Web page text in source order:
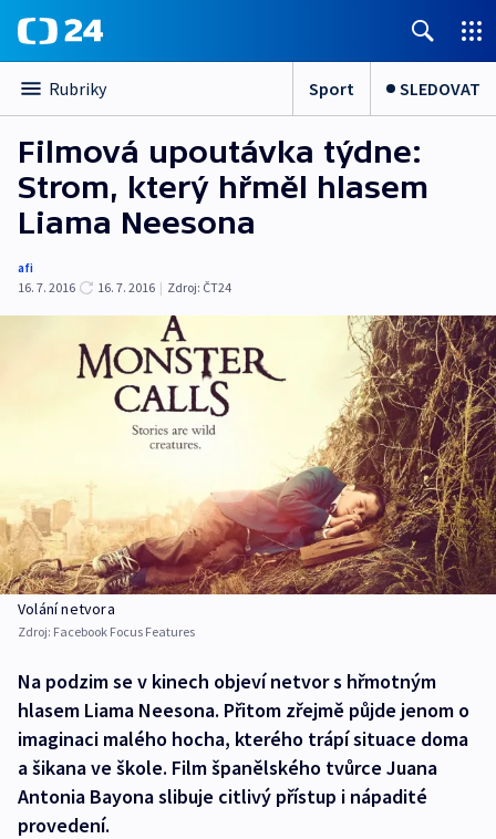
Rubriky Sport SLEDOVAT
Filmová upoutávka týdne:
Strom, který hřměl hlasem
Liama Neesona
afi
16. 7. 2016
16. 7. 2016 | Zdroj: ČT24
Volání netvora
Zdroj: Facebook Focus Features
Na podzim se v kinech objeví netvor s hřmotným
hlasem Liama Neesona. Přitom zřejmě půjde jenom o
imaginaci malého hocha, kterého trápí situace doma
a šikana ve škole. Film španělského tvůrce Juana
Antonia Bayona slibuje citlivý přístup i nápadité
provedení.